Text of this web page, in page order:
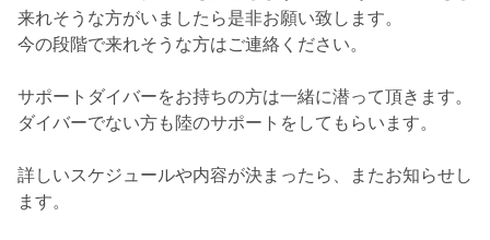
来れそうな方がいましたら是非お願い致します。
今の段階で来れそうな方はご連絡ください。
サポートダイバーをお持ちの方は一緒に潜って頂きます。
ダイバーでない方も陸のサポートをしてもらいます。
詳しいスケジュールや内容が決まったら、またお知らせし
ます。